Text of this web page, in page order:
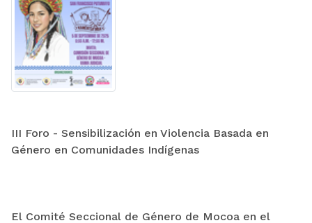
III Foro - Sensibilización en Violencia Basada en
Género en Comunidades Indígenas
El Comité Seccional de Género de Mocoa en el